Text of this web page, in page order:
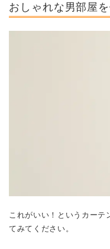
おしゃれな男部屋
これがいい！というカー
てみてください。